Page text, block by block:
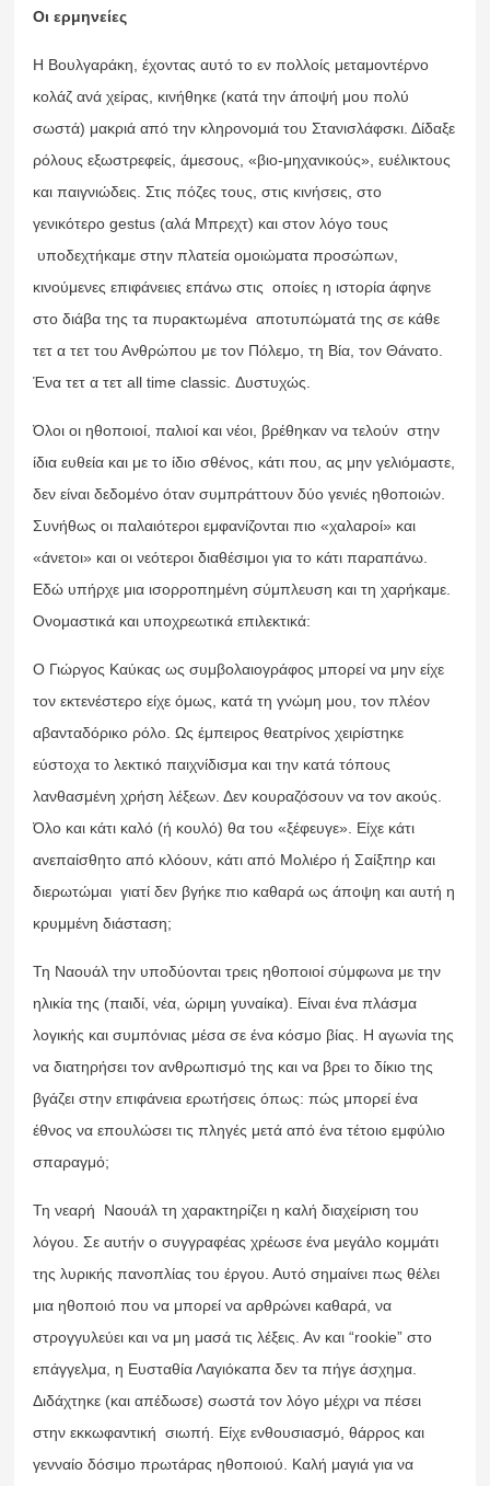
Οι ερμηνείες
Η Βουλγαράκη, έχοντας αυτό το εν πολλοίς μεταμοντέρνο
κολάζ ανά χείρας, κινήθηκε (κατά την άποψή μου πολύ
σωστά) μακριά από την κληρονομιά του Στανισλάφσκι. Δίδαξε
ρόλους εξωστρεφείς, άμεσους, «βιο-μηχανικούς», ευέλικτους
και παιγνιώδεις. Στις πόζες τους, στις κινήσεις, στο
γενικότερο gestus (αλά Μπρεχτ) και στον λόγο τους
υποδεχτήκαμε στην πλατεία ομοιώματα προσώπων,
κινούμενες επιφάνειες επάνω στις οποίες η ιστορία άφηνε
στο διάβα της τα πυρακτωμένα αποτυπώματά της σε κάθε
τετ α τετ του Ανθρώπου με τον Πόλεμο, τη Βία, τον Θάνατο.
Ένα τετ α τετ all time classic. Δυστυχώς.
Όλοι οι ηθοποιοί, παλιοί και νέοι, βρέθηκαν να τελούν στην
ίδια ευθεία και με το ίδιο σθένος, κάτι που, ας μην γελιόμαστε,
δεν είναι δεδομένο όταν συμπράττουν δύο γενιές ηθοποιών.
Συνήθως οι παλαιότεροι εμφανίζονται πιο «χαλαροί» και
«άνετοι» και οι νεότεροι διαθέσιμοι για το κάτι παραπάνω.
Εδώ υπήρχε μια ισορροπημένη σύμπλευση και τη χαρήκαμε.
Ονομαστικά και υποχρεωτικά επιλεκτικά:
Ο Γιώργος Καύκας ως συμβολαιογράφος μπορεί να μην είχε
τον εκτενέστερο είχε όμως, κατά τη γνώμη μου, τον πλέον
αβανταδόρικο ρόλο. Ως έμπειρος θεατρίνος χειρίστηκε
εύστοχα το λεκτικό παιχνίδισμα και την κατά τόπους
λανθασμένη χρήση λέξεων. Δεν κουραζόσουν να τον ακούς.
Όλο και κάτι καλό (ή κουλό) θα του «ξέφευγε». Είχε κάτι
ανεπαίσθητο από κλόουν, κάτι από Μολιέρο ή Σαίξπηρ και
διερωτώμαι γιατί δεν βγήκε πιο καθαρά ως άποψη και αυτή η
κρυμμένη διάσταση;
Τη Ναουάλ την υποδύονται τρεις ηθοποιοί σύμφωνα με την
ηλικία της (παιδί, νέα, ώριμη γυναίκα). Είναι ένα πλάσμα
λογικής και συμπόνιας μέσα σε ένα κόσμο βίας. Η αγωνία της
να διατηρήσει τον ανθρωπισμό της και να βρει το δίκιο της
βγάζει στην επιφάνεια ερωτήσεις όπως: πώς μπορεί ένα
έθνος να επουλώσει τις πληγές μετά από ένα τέτοιο εμφύλιο
σπαραγμό;
Τη νεαρή Ναουάλ τη χαρακτηρίζει η καλή διαχείριση του
λόγου. Σε αυτήν ο συγγραφέας χρέωσε ένα μεγάλο κομμάτι
της λυρικής πανοπλίας του έργου. Αυτό σημαίνει πως θέλει
μια ηθοποιό που να μπορεί να αρθρώνει καθαρά, να
στρογγυλεύει και να μη μασά τις λέξεις. Αν και “rookie” στο
επάγγελμα, η Ευσταθία Λαγιόκαπα δεν τα πήγε άσχημα.
Διδάχτηκε (και απέδωσε) σωστά τον λόγο μέχρι να πέσει
στην εκκωφαντική σιωπή. Είχε ενθουσιασμό, θάρρος και
γενναίο δόσιμο πρωτάρας ηθοποιού. Καλή μαγιά για να